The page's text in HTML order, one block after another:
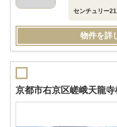
センチュリー
物件を詳
京都市右京区嵯峨天龍